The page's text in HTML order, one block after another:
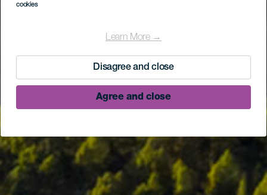
cookies
Learn More →
Disagree and close
Agree and close